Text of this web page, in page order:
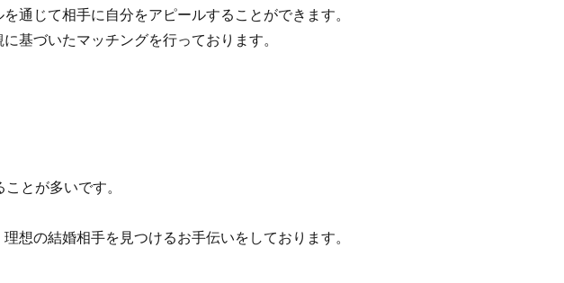
通じて相手に自分をアピールすることができます。
基づいたマッチングを行っております。
とが多いです。
想の結婚相手を見つけるお手伝いをしております。